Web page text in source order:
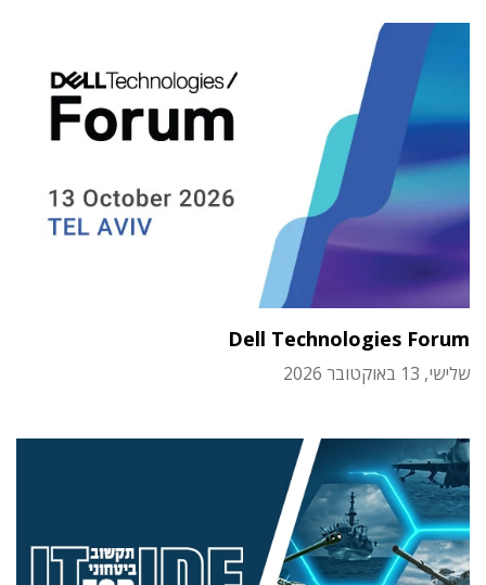
Dell Technologies Forum
שלישי, 13 באוקטובר 2026